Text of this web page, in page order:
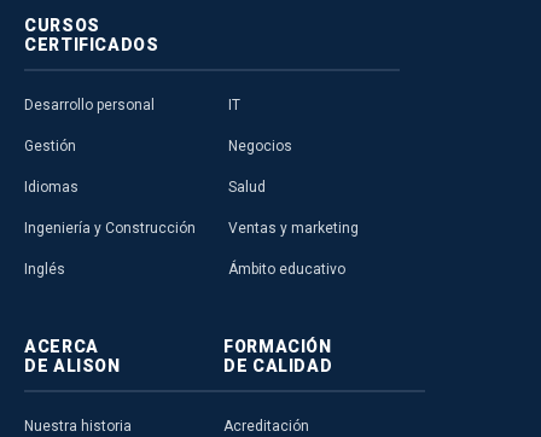
CURSOS
CERTIFICADOS
Desarrollo personal
Gestión
Idiomas
Ingeniería y Construcción
Inglés
IT
Negocios
Salud
Ventas y marketing
Ámbito educativo
ACERCA
DE ALISON
Nuestra historia
FORMACIÓN
DE CALIDAD
Acreditación